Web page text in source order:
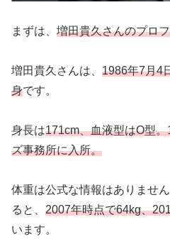
まずは、 増田貴久さんのプロ
増田貴久さんは、 1986年7月4
身です。
身長は171cm、血液型はO型
ズ事務所に入所。
体重は公式な情報はありませ
ると、 2007年時点で64kg、
います。